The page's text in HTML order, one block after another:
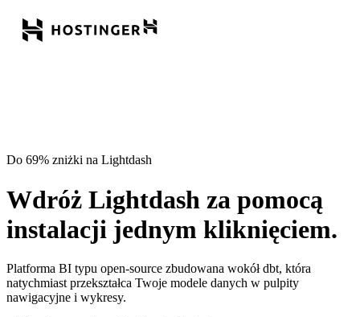
Do 69% zniżki na Lightdash
Wdróż Lightdash za pomocą
instalacji jednym kliknięciem.
Platforma BI typu open-source zbudowana wokół dbt, która
natychmiast przekształca Twoje modele danych w pulpity
nawigacyjne i wykresy.